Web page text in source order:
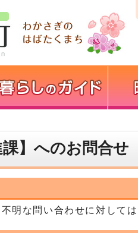
課】へのお問合せ
明な問い合わせに対して